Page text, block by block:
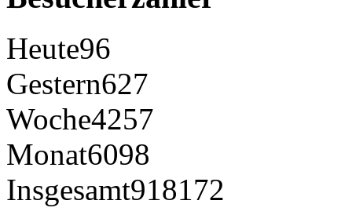
Heute96
Gestern627
Woche4257
Monat6098
Insgesamt918172